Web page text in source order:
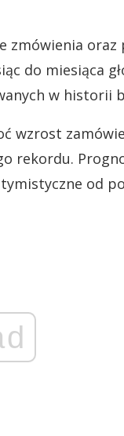
zmówienia
do miesiąca
w historii
wzrost
rekordu.
od